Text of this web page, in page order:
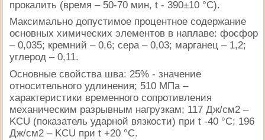
прокалить (время – 50-70 мин, t - 390±10 °C).
Максимально допустимое процентное содержание
основных химических элементов в наплаве: фосфор
– 0,035; кремний – 0,6; сера – 0,03; марганец – 1,2;
углерод – 0,11.
Основные свойства шва: 25% - значение
относительного удлинения; 510 МПа –
характеристики временного сопротивления
механическим разрывным нагрузкам; 117 Дж/см2 –
KCU (показатель ударной вязкости) при t -40 °C; 196
Дж/см2 – KCU при t +20 °C.